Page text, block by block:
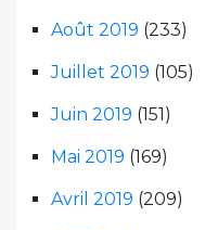
Août 2019 (233)
Juillet 2019 (105)
Juin 2019 (151)
Mai 2019 (169)
Avril 2019 (209)